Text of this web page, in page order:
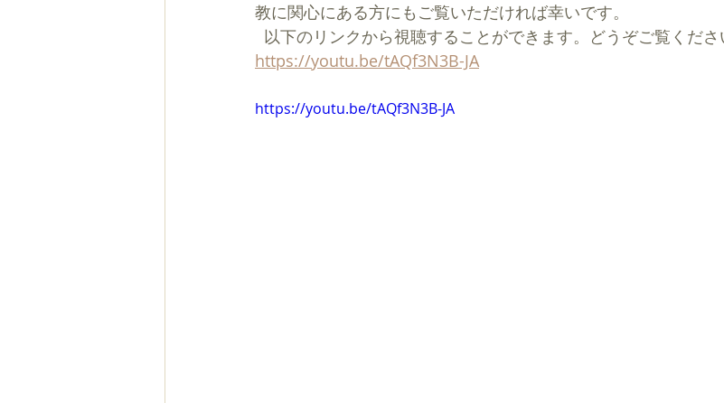
教に関心にある方にもご覧いただければ幸いです。
以下のリンクから視聴することができます。どうぞご覧くださ
https://youtu.be/tAQf3N3B-JA
https://youtu.be/tAQf3N3B-JA